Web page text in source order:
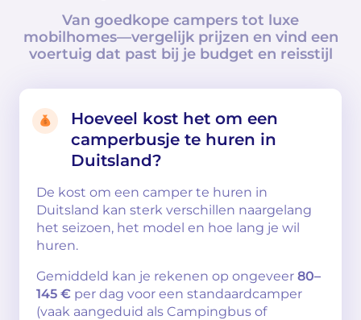
Van goedkope campers tot luxe
mobilhomes—vergelijk prijzen en vind een
voertuig dat past bij je budget en reisstijl
Hoeveel kost het om een
camperbusje te huren in
Duitsland?
De kost om een camper te huren in
Duitsland kan sterk verschillen naargelang
het seizoen, het model en hoe lang je wil
huren.
Gemiddeld kan je rekenen op ongeveer 80–
145 € per dag voor een standaardcamper
(vaak aangeduid als Campingbus of